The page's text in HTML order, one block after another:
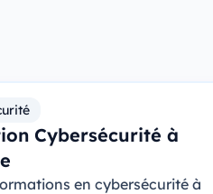
Cybersécurité à
en cybersécurité à